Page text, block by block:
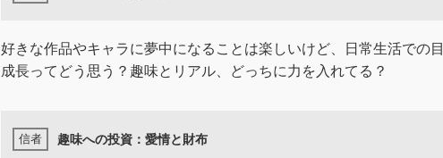
好きな作品やキャラに夢中になることは楽しいけど、日常生活での
成長ってどう思う？趣味とリアル、どっちに力を入れてる？
趣味への投資：愛情と財布